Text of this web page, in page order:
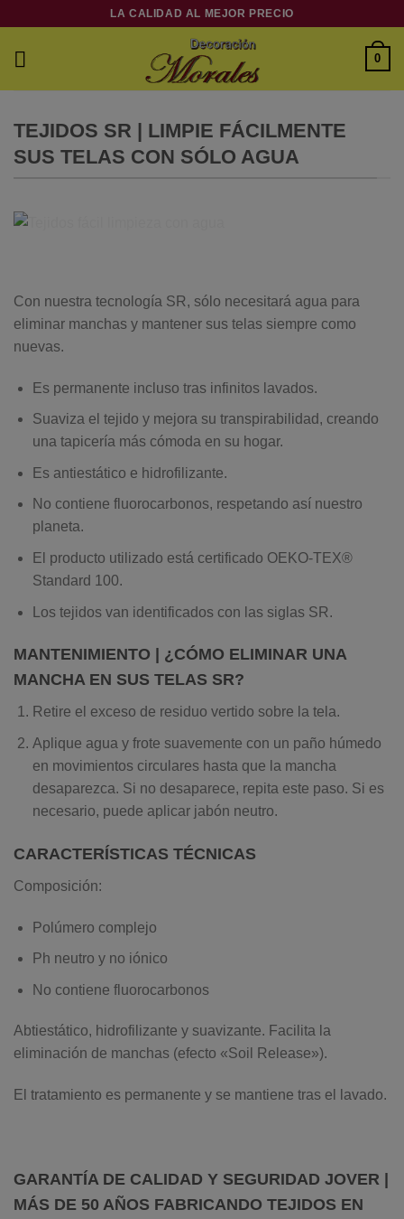
content
LA CALIDAD AL MEJOR PRECIO
0
TEJIDOS SR | LIMPIE FÁCILMENTE
SUS TELAS CON SÓLO AGUA
Con nuestra tecnología SR, sólo necesitará agua para
eliminar manchas y mantener sus telas siempre como
nuevas.
Es permanente incluso tras infinitos lavados.
Suaviza el tejido y mejora su transpirabilidad, creando
una tapicería más cómoda en su hogar.
Es antiestático e hidrofilizante.
No contiene fluorocarbonos, respetando así nuestro
planeta.
El producto utilizado está certificado OEKO-TEX®
Standard 100.
Los tejidos van identificados con las siglas SR.
MANTENIMIENTO | ¿CÓMO ELIMINAR UNA
MANCHA EN SUS TELAS SR?
Retire el exceso de residuo vertido sobre la tela.
Aplique agua y frote suavemente con un paño húmedo
en movimientos circulares hasta que la mancha
desaparezca. Si no desaparece, repita este paso. Si es
necesario, puede aplicar jabón neutro.
CARACTERÍSTICAS TÉCNICAS
Composición:
Polúmero complejo
Ph neutro y no iónico
No contiene fluorocarbonos
Abtiestático, hidrofilizante y suavizante. Facilita la
eliminación de manchas (efecto «Soil Release»).
El tratamiento es permanente y se mantiene tras el lavado.
GARANTÍA DE CALIDAD Y SEGURIDAD JOVER |
MÁS DE 50 AÑOS FABRICANDO TEJIDOS EN